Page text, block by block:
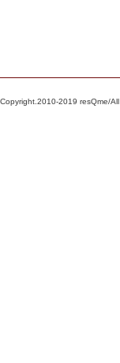
Copyright.2010-2019 resQme/